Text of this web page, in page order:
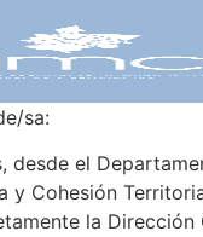
sa:
desde el
y Cohesión
la Dirección